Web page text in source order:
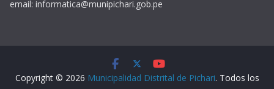
email: informatica@munipichari.gob.pe
Copyright © 2026 Municipalidad Distrital de Pichari. Todos los